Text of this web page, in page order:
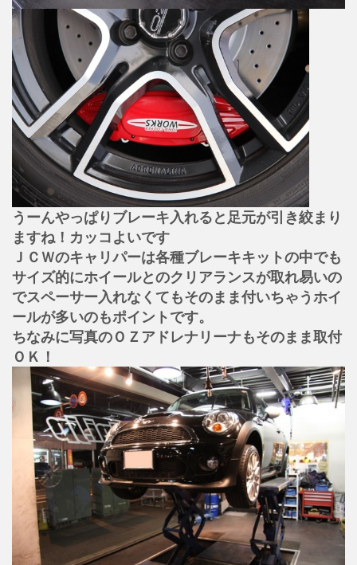
うーんやっぱりブレーキ入れると足元が引き絞まり
ますね！カッコよいです
ＪＣＷのキャリパーは各種ブレーキキットの中でも
サイズ的にホイールとのクリアランスが取れ易いの
でスペーサー入れなくてもそのまま付いちゃうホイ
ールが多いのもポイントです。
ちなみに写真のＯＺアドレナリーナもそのまま取付
ＯＫ！